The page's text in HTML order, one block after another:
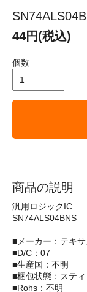
44円(税込)
個数
商品の説明
汎用ロジックIC
SN74ALS04BNS
■メーカー：テキサ
■D/C：07
■生産国：不明
■梱包状態：スティ
■Rohs：不明